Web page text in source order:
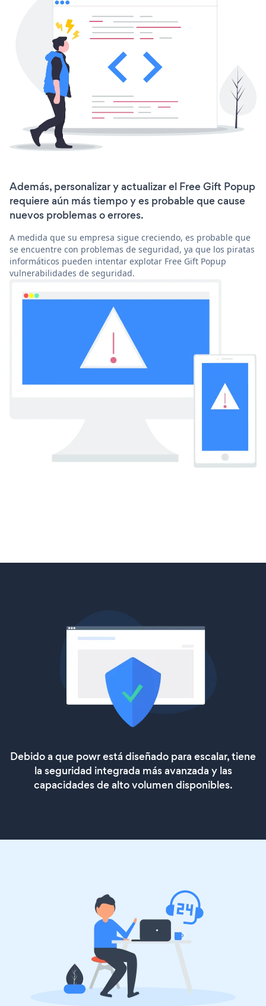
Además, personalizar y actualizar el Free Gift Popup
requiere aún más tiempo y es probable que cause
nuevos problemas o errores.
A medida que su empresa sigue creciendo, es probable que
se encuentre con problemas de seguridad, ya que los piratas
informáticos pueden intentar explotar Free Gift Popup
vulnerabilidades de seguridad.
Debido a que powr está diseñado para escalar, tiene
la seguridad integrada más avanzada y las
capacidades de alto volumen disponibles.